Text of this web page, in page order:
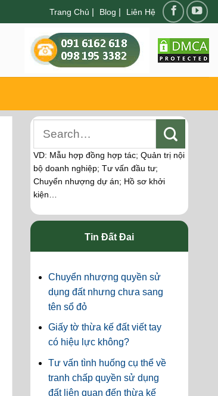
Trang Chủ | Blog | Liên Hệ
VD: Mẫu hợp đồng hợp tác; Quản trị nội
bộ doanh nghiệp; Tư vấn đầu tư;
Chuyển nhượng dự án; Hồ sơ khởi
kiện…
Tin Đất Đai
Chuyển nhượng quyền sử
dụng đất nhưng chưa sang
tên sổ đỏ
Giấy tờ thừa kế đất viết tay
có hiệu lực không?
Tư vấn tình huống cụ thể về
tranh chấp quyền sử dụng
đất liên quan đến thừa kế